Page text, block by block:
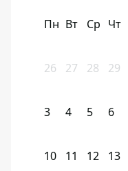
Пн Вт Ср Чт
26 27 28 29
3 4 5 6
10 11 12 13